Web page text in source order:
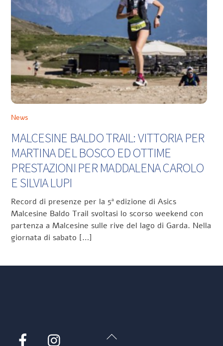
News
MALCESINE BALDO TRAIL: VITTORIA PER
MARTINA DEL BOSCO ED OTTIME
PRESTAZIONI PER MADDALENA CAROLO
E SILVIA LUPI
Record di presenze per la 5ª edizione di Asics
Malcesine Baldo Trail svoltasi lo scorso weekend con
partenza a Malcesine sulle rive del lago di Garda. Nella
giornata di sabato […]
Back
Facebook